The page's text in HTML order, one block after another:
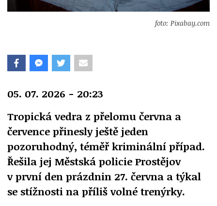
foto: Pixabay.com
05. 07. 2026 - 20:23
Tropická vedra z přelomu června a
července přinesly ještě jeden
pozoruhodný, téměř kriminální případ.
Řešila jej Městská policie Prostějov
v první den prázdnin 27. června a týkal
se stížnosti na příliš volné trenýrky.